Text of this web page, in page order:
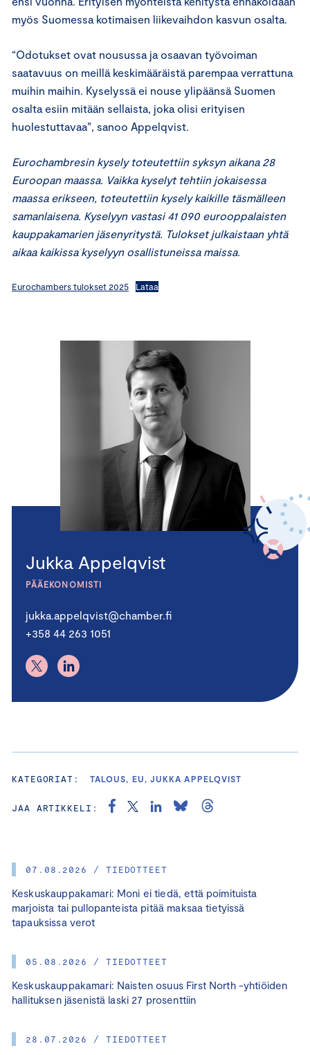
07.08.2026 / TIEDOTTEET
Keskuskauppakamari: Moni ei tiedä, että poimituista
marjoista tai pullopanteista pitää maksaa tietyissä
tapauksissa verot
05.08.2026 / TIEDOTTEET
Keskuskauppakamari: Naisten osuus First North -yhtiöiden
hallituksen jäsenistä laski 27 prosenttiin
28.07.2026 / TIEDOTTEET
myös Suomessa kotimaisen liikevaihdon kasvun osalta.
“Odotukset ovat nousussa ja osaavan työvoiman
saatavuus on meillä keskimääräistä parempaa verrattuna
muihin maihin. Kyselyssä ei nouse ylipäänsä Suomen
osalta esiin mitään sellaista, joka olisi erityisen
huolestuttavaa”, sanoo Appelqvist.
Eurochambresin kysely toteutettiin syksyn aikana 28
Euroopan maassa. Vaikka kyselyt tehtiin jokaisessa
maassa erikseen, toteutettiin kysely kaikille täsmälleen
samanlaisena. Kyselyyn vastasi 41 090 eurooppalaisten
kauppakamarien jäsenyritystä. Tulokset julkaistaan yhtä
aikaa kaikissa kyselyyn osallistuneissa maissa.
Eurochambers tulokset 2025 Lataa
Jukka Appelqvist
PÄÄEKONOMISTI
jukka.appelqvist@chamber.fi
+358 44 263 1051
KATEGORIAT: TALOUS, EU, JUKKA APPELQVIST
JAA ARTIKKELI: